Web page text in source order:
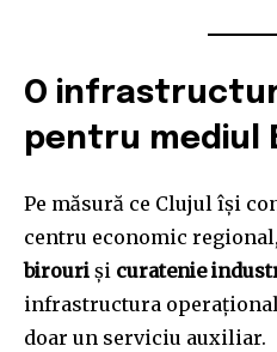
O
pentru mediul
Pe măsură ce Clujul își
centru economic
birouri și curatenie
infrastructura
doar un serviciu auxiliar.